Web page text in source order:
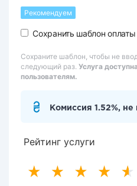
Рекомендуем
Сохранить шаблон оплаты
Сохраните шаблон, чтобы не
следующий раз. Услуга
пользователям.
Комиссия 1.52%,
Рейтинг услуги